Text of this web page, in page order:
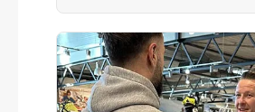
Bremshebel
Tektro